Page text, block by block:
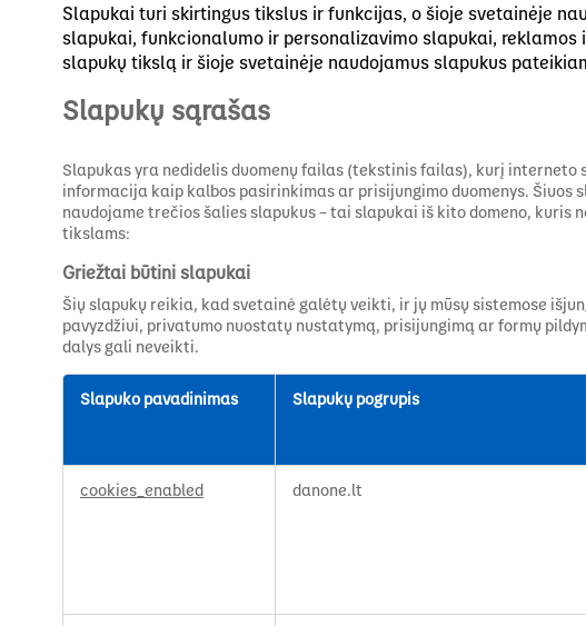
Slapukai turi skirtingus tikslus ir funkcijas, o šioje svetainėje
slapukai, funkcionalumo ir personalizavimo slapukai,
slapukų tikslą ir šioje svetainėje naudojamus slapukus
Slapukų sąrašas
Slapukas yra nedidelis duomenų failas (tekstinis failas), kurį
informacija kaip kalbos pasirinkimas ar prisijungimo duomenys.
naudojame trečios šalies slapukus – tai slapukai iš kito domeno,
tikslams:
Griežtai būtini slapukai
Šių slapukų reikia, kad svetainė galėtų veikti, ir jų mūsų sistemose
pavyzdžiui, privatumo nuostatų nustatymą, prisijungimą ar formų
dalys gali neveikti.
būtini
Slapuko pavadinimas Slapukų pogrupis
cookies_enabled danone.lt